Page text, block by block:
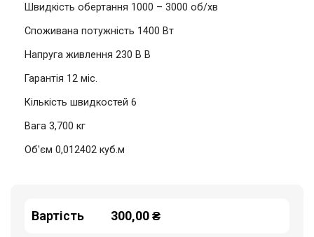
Швидкість обертання 1000 – 3000 об/хв
Споживана потужність 1400 Вт
Напруга живлення 230 В В
Гарантія 12 міс.
Кількість швидкостей 6
Вага 3,700 кг
Об'єм 0,012402 куб.м
Вартість 300,00 ₴